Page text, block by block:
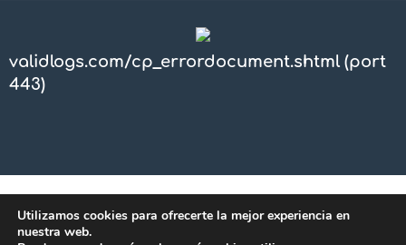
Utilizamos cookies para ofrecerte la mejor experiencia en
nuestra web.
validlogs.com/cp_errordocument.shtml (port
443)